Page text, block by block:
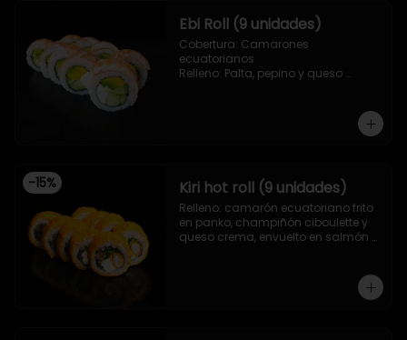
Ebi Roll (9 unidades)
Cobertura: Camarones
ecuatorianos
Relleno: Palta, pepino y queso
-15% Kiri hot roll (9 unidades)
Relleno: camarón ecuatoriano frito
en panko, champiñón ciboulette y
queso crema, envuelto en salmón